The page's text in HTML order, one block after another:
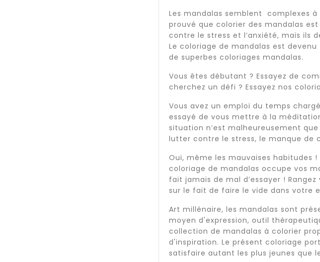
Les mandalas semblent complexes
prouvé que colorier des mandalas
contre le stress et l’anxiété, mais ils
Le coloriage de mandalas est
de superbes coloriages mandalas.
Vous êtes débutant ? Essayez de
cherchez un défi ? Essayez nos
Vous avez un emploi du temps
essayé de vous mettre à la
situation n’est malheureusement
lutter contre le stress, le manque de
Oui, même les mauvaises habitudes
coloriage de mandalas occupe vos
fait jamais de mal d’essayer !
sur le fait de faire le vide dans votre
Art millénaire, les mandalas sont
moyen d'expression, outil
collection de mandalas à colorier
d'inspiration. Le présent coloriage
satisfaire autant les plus jeunes que